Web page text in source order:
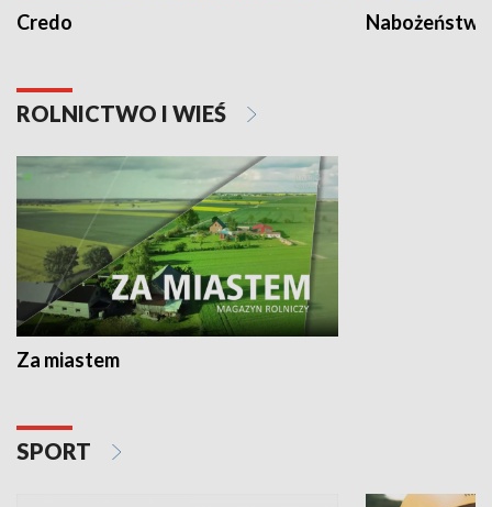
Credo
ROLNICTWO I WIEŚ
Za miastem
SPORT